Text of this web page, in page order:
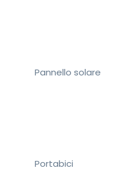
Pannello solare
Portabici